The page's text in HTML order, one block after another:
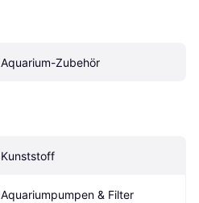
Aquarium-Zubehör
Kunststoff
Aquariumpumpen & Filter